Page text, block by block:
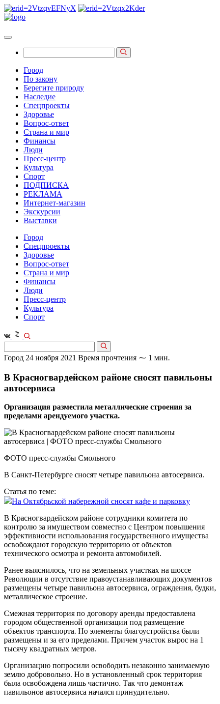
Город
По закону
Берегите природу
Наследие
Спецпроекты
Здоровье
Вопрос-ответ
Страна и мир
Финансы
Люди
Пресс-центр
Культура
Спорт
ПОДПИСКА
РЕКЛАМА
Интернет-магазин
Экскурсии
Выставки
Город
Спецпроекты
Здоровье
Вопрос-ответ
Страна и мир
Финансы
Люди
Пресс-центр
Культура
Спорт
Город 24 ноября 2021 Время прочтения ⁓ 1 мин.
В Красногвардейском районе сносят павильоны
автосервиса
Организация разместила металлические строения за
пределами арендуемого участка.
ФОТО пресс-службы Смольного
В Санкт-Петербурге сносят четыре павильона автосервиса.
Статья по теме:
На Октябрьской набережной сносят кафе и парковку
В Красногвардейском районе сотрудники комитета по
контролю за имуществом совместно с Центром повышения
эффективности использования государственного имущества
освобождают городскую территорию от объектов
технического осмотра и ремонта автомобилей.
Ранее выяснилось, что на земельных участках на шоссе
Революции в отсутствие правоустанавливающих документов
размещены четыре павильона автосервиса, ограждения, будки,
металлическое строение.
Смежная территория по договору аренды предоставлена
городом общественной организации под размещение
объектов транспорта. Но элементы благоустройства были
размещены и за его пределами. Причем участок вырос на 1
тысячу квадратных метров.
Организацию попросили освободить незаконно занимаемую
землю добровольно. Но в установленный срок территория
была освобождена лишь частично. Так что демонтаж
павильонов автосервиса начался принудительно.